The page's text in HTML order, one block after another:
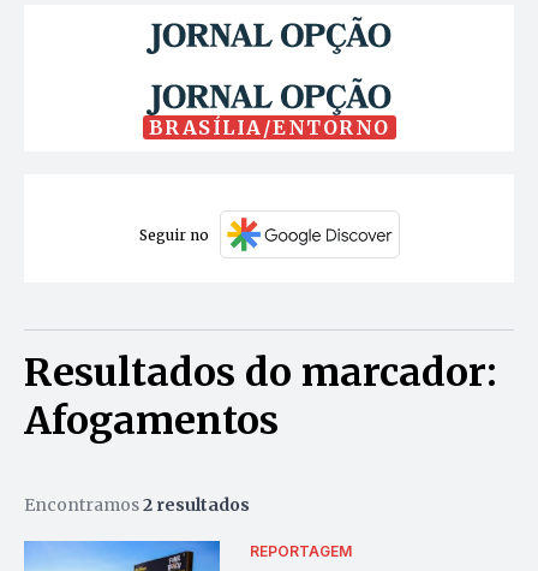
BRASÍLIA/ENTORNO
Seguir no
Resultados do marcador:
Afogamentos
Encontramos2 resultados
REPORTAGEM